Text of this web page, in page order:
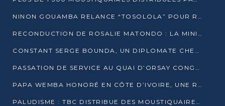
NINON GOUAMBA RELANCE “TOSOLOLA” POUR RENFORCER LE DIALOGUE AVEC LES CITOYENS
RECONDUCTION DE ROSALIE MATONDO : LA MINISTRE PROMET D’ACCÉLÉRER LE TRAITEMENT DES DOSSIERS ET DE RELEVER DE NOUVEAUX DÉFIS
CONSTANT SERGE BOUNDA, UN DIPLOMATE CHEVRONNÉ AUX COMMANDES DES AFFAIRES ÉTRANGÈRES
PASSATION DE SERVICE AU QUAI D’ORSAY CONGOLAIS : GAKOSSO PASSE LE FLAMBEAU À BOUNDA
PAPA WEMBA HONORÉ EN CÔTE D’IVOIRE, UNE RUE PORTE DÉSORMAIS SON NOM
PALUDISME : TBC DISTRIBUE DES MOUSTIQUAIRES DANS DEUX CSI DE BRAZZAVILLE